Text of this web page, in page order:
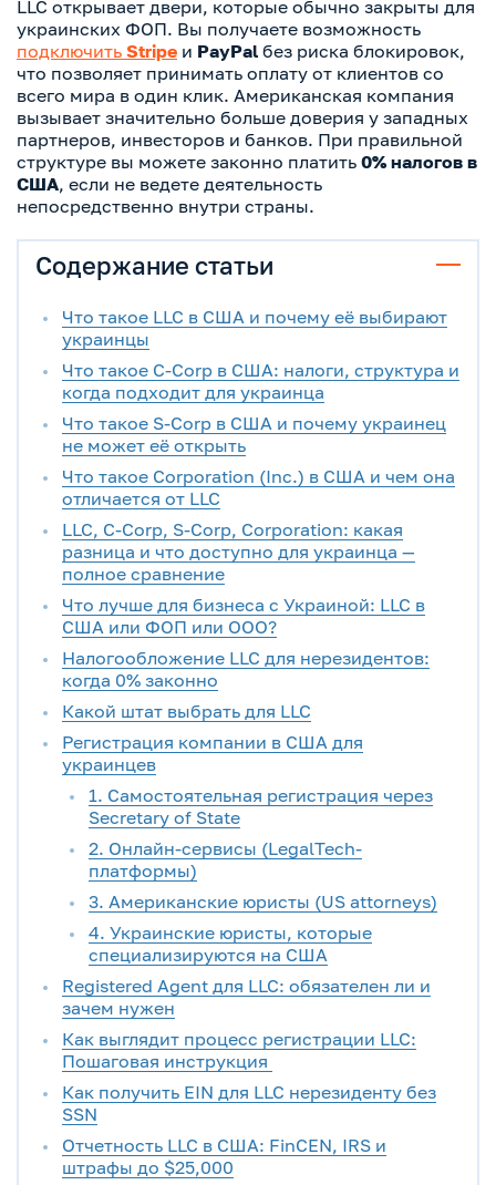
LLC открывает двери, которые обычно закрыты для
украинских ФОП. Вы получаете возможность
подключить Stripe и PayPal без риска блокировок,
что позволяет принимать оплату от клиентов со
всего мира в один клик. Американская компания
вызывает значительно больше доверия у западных
партнеров, инвесторов и банков. При правильной
структуре вы можете законно платить 0% налогов в
США, если не ведете деятельность
непосредственно внутри страны.
Содержание статьи
Что такое LLC в США и почему её выбирают
украинцы
Что такое C-Corp в США: налоги, структура и
когда подходит для украинца
Что такое S-Corp в США и почему украинец
не может её открыть
Что такое Corporation (Inc.) в США и чем она
отличается от LLC
LLC, C-Corp, S-Corp, Corporation: какая
разница и что доступно для украинца —
полное сравнение
Что лучше для бизнеса с Украиной: LLC в
США или ФОП или ООО?
Налогообложение LLC для нерезидентов:
когда 0% законно
Какой штат выбрать для LLC
Регистрация компании в США для
украинцев
1. Самостоятельная регистрация через
Secretary of State
2. Онлайн-сервисы (LegalTech-
платформы)
3. Американские юристы (US attorneys)
4. Украинские юристы, которые
специализируются на США
Registered Agent для LLC: обязателен ли и
зачем нужен
Как выглядит процесс регистрации LLC:
Пошаговая инструкция
Как получить EIN для LLC нерезиденту без
SSN
Отчетность LLC в США: FinCEN, IRS и
штрафы до $25,000